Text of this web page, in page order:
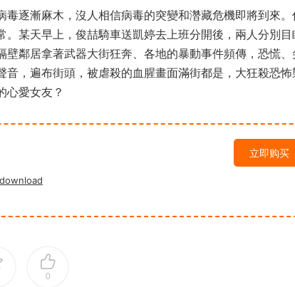
逐漸麻木，沒人相信病毒的突變和濳藏危機即將到來。
某天早上，俊喆騎車送凱婷去上班分開後，兩人分別目
鄰居拿著武器大街狂奔、各地的暴動事件頻傳，恐慌、
，遍布街頭，被虐殺的血腥畫面滿街都是，大狂殺恐怖
心愛女友？
立即购买
0